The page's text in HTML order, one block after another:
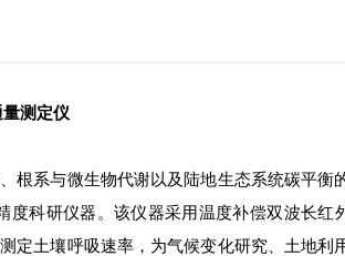
测定仪
系与微生物代谢以及陆地生态系统碳平衡
度科研仪器。该仪器采用温度补偿双波长红
定土壤呼吸速率，为气候变化研究、土地利